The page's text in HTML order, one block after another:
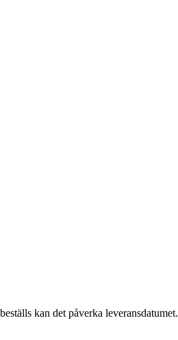
kan det påverka leveransdatumet.